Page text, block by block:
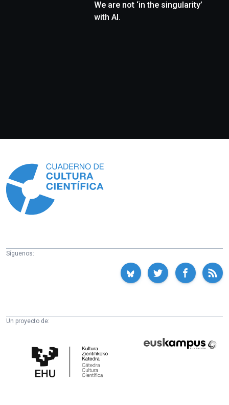
We are not ‘in the singularity’
with AI.
Síguenos:
Un proyecto de:
Cultura
Científica
Fundazioa